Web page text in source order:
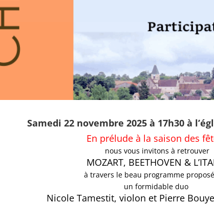
Samedi 22 novembre 2025 à 17h30 à
En prélude à la saison des
nous vous invitons à retrouver
MOZART, BEETHOVEN &
à travers le beau programme
un formidable duo
Nicole Tamestit, violon et Pierre